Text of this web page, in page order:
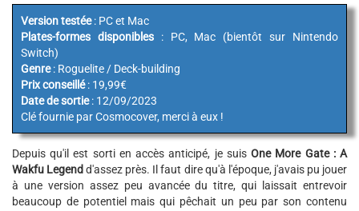
Version testée: PC et Mac
Plates-formes disponibles: PC, Mac (bientôt sur Nintendo
Switch)
Genre: Roguelite / Deck-building
Prix conseillé: 19,99€
Date de sortie: 12/09/2023
Clé fournie par Cosmocover, merci à eux !
Depuis qu'il est sorti en accès anticipé, je suisOne More Gate : A
Wakfu Legend d'assez près. Il faut dire qu'à l'époque, j'avais pu jouer
à une version assez peu avancée du titre, qui laissait entrevoir
beaucoup de potentiel mais qui pêchait un peu par son contenu